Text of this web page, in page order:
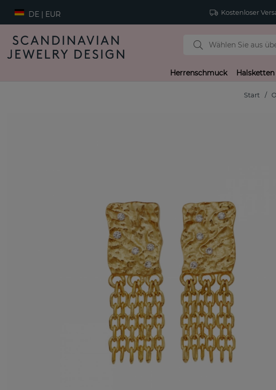
DE | EUR Kostenloser
Herrenschmuck Halsketten
Start